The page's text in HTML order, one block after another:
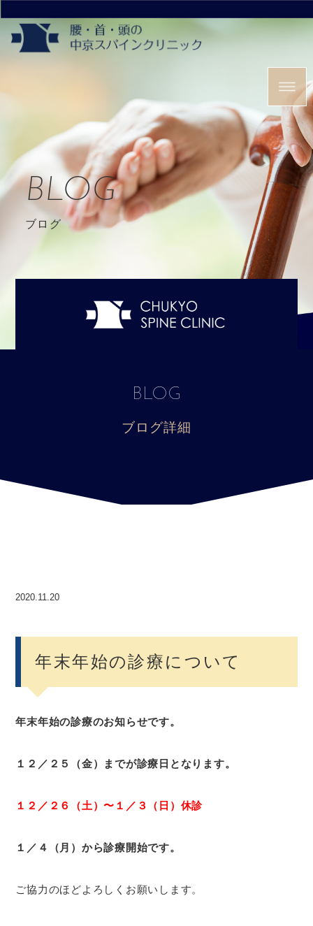
BLOG
ブログ
BLOG
ブログ詳細
2020.11.20
年末年始の診療について
年末年始の診療のお知らせです。
１２／２５（金）までが診療日となります。
１２／２６（土）〜１／３（日）休診
１／４（月）から診療開始です。
ご協力のほどよろしくお願いします。